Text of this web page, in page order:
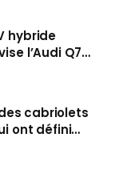
hybride
l’Audi Q7
cabriolets
ont défini